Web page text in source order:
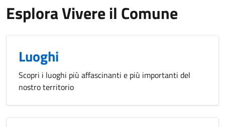
Esplora Vivere il Comune
Luoghi
Scopri i luoghi più affascinanti e più importanti del
nostro territorio